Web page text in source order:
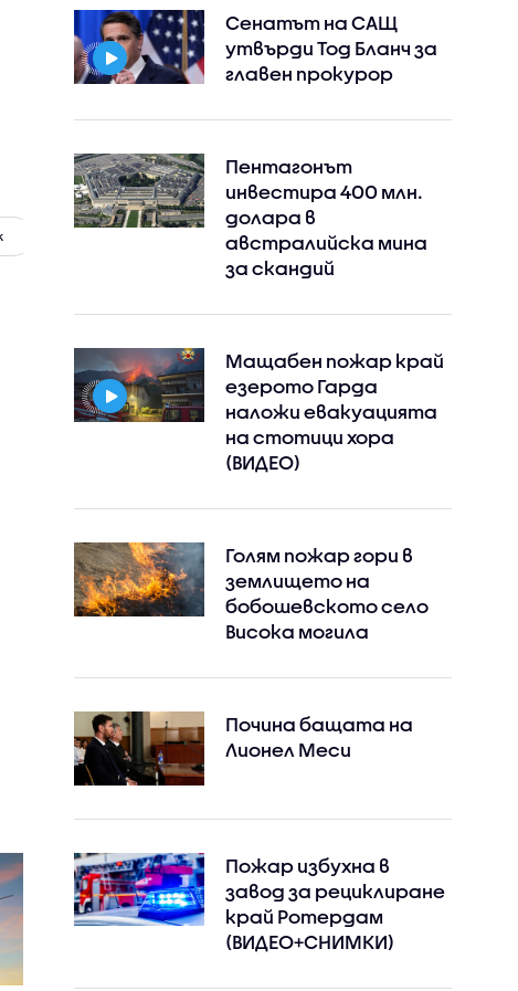
Facebook
Сенатът на САЩ
утвърди Тод Бланч за
главен прокурор
Пентагонът
инвестира 400 млн.
долара в
австралийска мина
за скандий
Мащабен пожар край
езерото Гарда
наложи евакуацията
на стотици хора
(ВИДЕО)
Голям пожар гори в
землището на
бобошевското село
Висока могила
Почина бащата на
Лионел Меси
Пожар избухна в
завод за рециклиране
край Ротердам
(ВИДЕО+СНИМКИ)